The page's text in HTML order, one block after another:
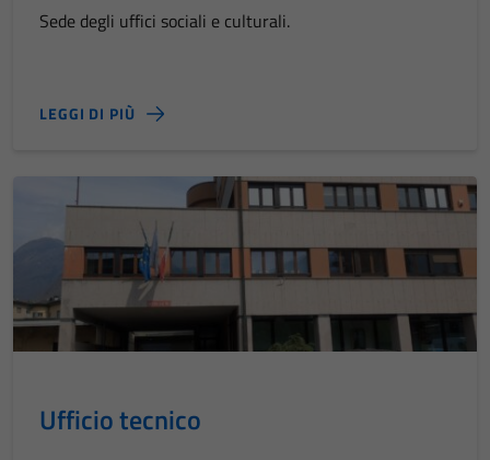
Sede degli uffici sociali e culturali.
LEGGI DI PIÙ
Ufficio tecnico